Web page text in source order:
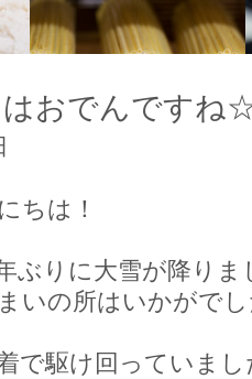
おでんですね
ちは！
ぶりに大雪が降りま
いの所はいかがで
で駆け回っていまし